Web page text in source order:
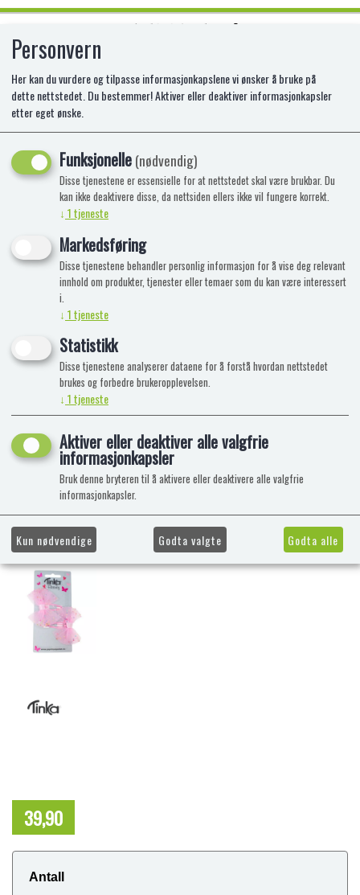
HÅRCLIPS ROSA SLØYFE 2 STK
TINKA BEAUTY
PA-8-433026
39,90
Antall
Personvern
Her kan du vurdere og tilpasse informasjonkapslene vi ønsker å bruke på
dette nettstedet. Du bestemmer! Aktiver eller deaktiver informasjonkapsler
etter eget ønske.
Funksjonelle(nødvendig)
Disse tjenestene er essensielle for at nettstedet skal være brukbar. Du
kan ikke deaktivere disse, da nettsiden ellers ikke vil fungere korrekt.
↓ 1tjeneste
Markedsføring
Disse tjenestene behandler personlig informasjon for å vise deg relevant
innhold om produkter, tjenester eller temaer som du kan være interessert
i.
↓ 1tjeneste
Statistikk
Disse tjenestene analyserer dataene for å forstå hvordan nettstedet
brukes og forbedre brukeropplevelsen.
↓ 1tjeneste
Aktiver eller deaktiver alle valgfrie
informasjonkapsler
Bruk denne bryteren til å aktivere eller deaktivere alle valgfrie
informasjonkapsler.
Kun nødvendige Godta valgte Godta alle